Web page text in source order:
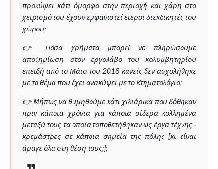
προκύψει κάτι όμορφο στην περιοχή και χάρη στο
χειρισμό του έχουν εμφανιστεί έτεροι διεκδικητές του
χώρου;
👉 Πόσα χρήματα μπορεί να πληρώσουμε
αποζημίωση στον εργολάβο του κολυμβητηρίου
επειδή από το Μάιο του 2018 κανείς δεν ασχολήθηκε
με το θέμα που έχει ανακύψει με το Κτηματολόγιο;
👉 Μήπως να θυμηθούμε κάτι χιλιάρικα που δόθηκαν
πριν κάποια χρόνια για κάποια σίδερα κολλημένα
μεταξύ τους τα οποία τοποθετήθηκαν ως έργα τέχνης -
κρεμάστρες σε κάποια σημεία της πόλης [κι είναι
άραγε όλα στη θέση τους;];